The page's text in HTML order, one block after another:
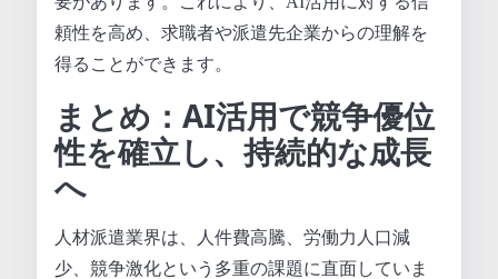
頼性を高め、求職者や派遣先企業からの理解を
得ることができます。
まとめ：AI活用で競争優位
性を確立し、持続的な成長
へ
人材派遣業界は、人件費高騰、労働力人口減
少、競争激化という多重の課題に直面していま